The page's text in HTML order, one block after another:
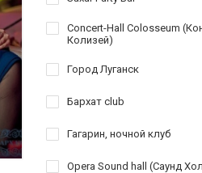
Concert-Hall Colosseum
Колизей)
Город Луганск
Бархат club
Гагарин, ночной клуб
Opera Sound hall (Саунд